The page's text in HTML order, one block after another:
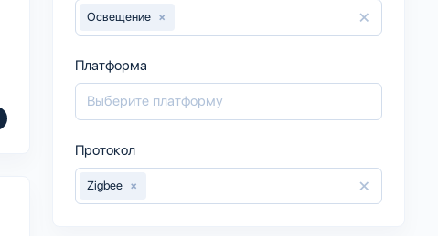
×
×
Освещение
Платформа
Протокол
×
×
Zigbee